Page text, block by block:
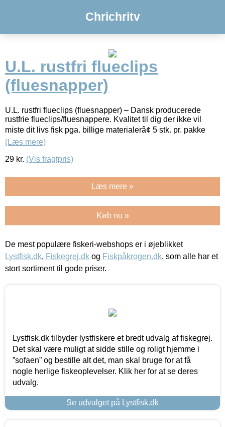
Chrichritv
U.L. rustfri flueclips
(fluesnapper)
U.L. rustfri flueclips (fluesnapper) – Dansk producerede
rustfrie flueclips/fluesnappere. Kvalitet til dig der ikke vil
miste dit livs fisk pga. billige materialerâ¢ 5 stk. pr. pakke
(Læs mere)
29 kr. (Vis fragtpris)
Læs mere »
Køb nu »
De mest populære fiskeri-webshops er i øjeblikket
Lystfisk.dk, Fiskegrej.dk og Fiskpåkrogen.dk, som alle har et
stort sortiment til gode priser.
Lystfisk.dk tilbyder lystfiskere et bredt udvalg af fiskegrej.
Det skal være muligt at sidde stille og roligt hjemme i
”sofaen” og bestille alt det, man skal bruge for at få
nogle herlige fiskeoplevelser. Klik her for at se deres
udvalg.
Se udvalget på Lystfisk.dk